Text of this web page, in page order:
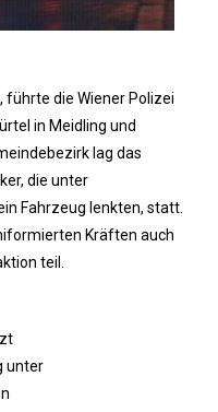
führte die Wiener Polizei
in Meidling und
lag das
die unter
Fahrzeug lenkten, statt.
Kräften auch
teil.
unter